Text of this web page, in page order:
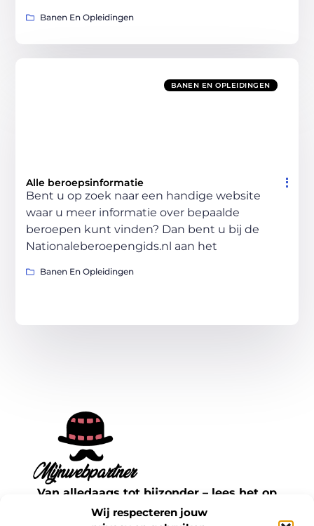
Wij respecteren jouw
Banen En Opleidingen
BANEN EN OPLEIDINGEN
Alle beroepsinformatie
Bent u op zoek naar een handige website
waar u meer informatie over bepaalde
beroepen kunt vinden? Dan bent u bij de
Nationaleberoepengids.nl aan het
Banen En Opleidingen
Van alledaags tot bijzonder – lees het op
mijnwebpartner.nl.